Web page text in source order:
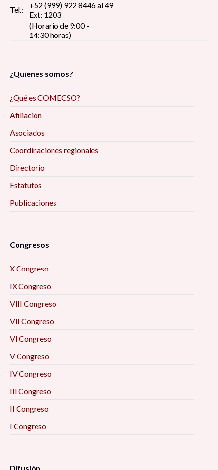
Tel.:
+52 (999) 922 8446 al 49
Ext: 1203
(Horario de 9:00 -
14:30 horas)
¿Quiénes somos?
¿Qué es COMECSO?
Afiliación
Asociados
Coordinaciones regionales
Directorio
Estatutos
Publicaciones
Congresos
X Congreso
IX Congreso
VIII Congreso
VII Congreso
VI Congreso
V Congreso
IV Congreso
III Congreso
II Congreso
I Congreso
Difusión